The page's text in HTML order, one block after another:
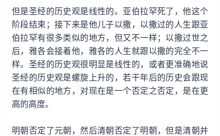
但是圣经的历史观是线性的。亚伯拉罕死了，他这个
阶段结束；接下来是他儿子以撒，以撒过的人生跟亚
伯拉罕有很多类似的地方，但又不一样；以撒过世之
后，雅各会接着他，雅各的人生就跟以撒的完全不一
样。圣经的历史观很明显是线性的，或者更准确地说
圣经的历史观是螺旋上升的，若干年后的历史会跟现
在有相似的地方，对现在是一个否定之否定，是在更
高的高度。
明朝否定了元朝，然后清朝否定了明朝，但是清朝并